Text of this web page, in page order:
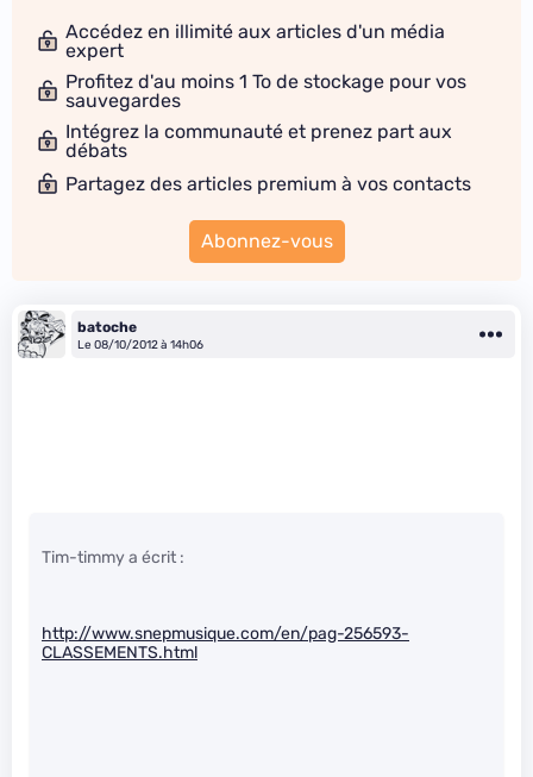
Accédez en illimité aux articles d'un média
expert
Profitez d'au moins 1 To de stockage pour vos
sauvegardes
Intégrez la communauté et prenez part aux
débats
Partagez des articles premium à vos contacts
Abonnez-vous
batoche
Le 08/10/2012 à 14h06
Tim-timmy a écrit :
http://www.snepmusique.com/en/pag-256593-
CLASSEMENTS.html